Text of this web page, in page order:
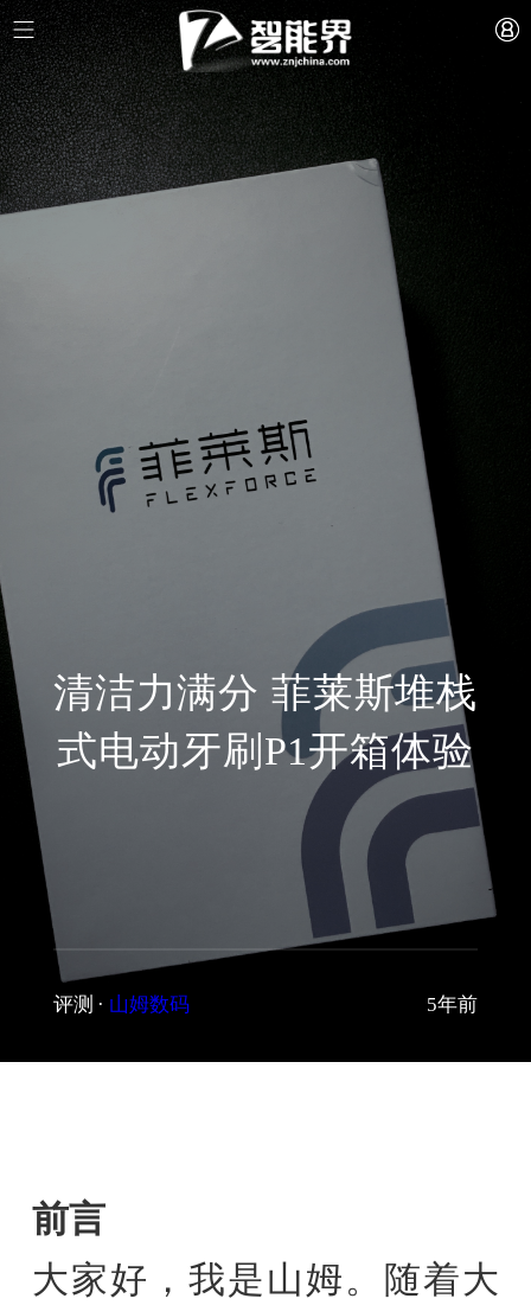
清洁力满分 菲莱斯堆栈
式电动牙刷P1开箱体验
评测 · 山姆数码 5年前
前言
大家好，我是山姆。随着大